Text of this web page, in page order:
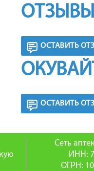
ОСТАВИТЬ
ОСТАВИТЬ
Сеть
ИНН:
ОГРН: